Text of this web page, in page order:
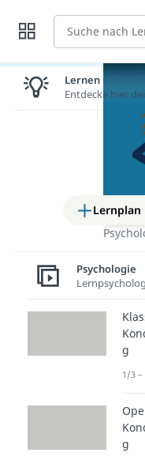
Suche
Lernplan
zum
In
sich
Lernen lohnt
Entdecke hier
Psychologie
g
1/3 –
g